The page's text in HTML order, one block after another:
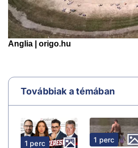
Továbbiak a témában
1 perc 1 perc